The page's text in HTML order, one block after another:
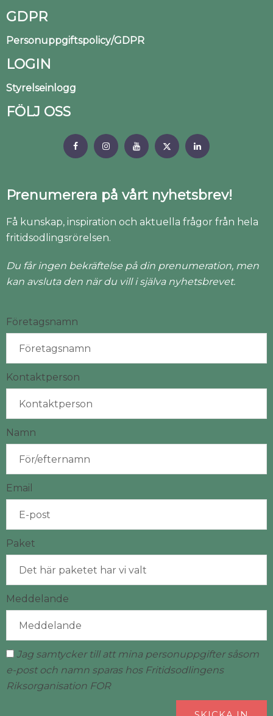
GDPR
Personuppgiftspolicy/GDPR
LOGIN
Styrelseinlogg
FÖLJ OSS
Prenumerera på vårt nyhetsbrev!
Få kunskap, inspiration och aktuella frågor från hela
fritidsodlingsrörelsen.
Du får ingen bekräftelse på din prenumeration, men
kan avsluta den när du vill i själva nyhetsbrevet.
Företagsnamn
Kontaktperson
Namn
Email
Paket
Meddelande
Jag samtycker till att mina personuppgifter såsom
e-post och namn sparas hos Fritidsodlingens
Riksorganisation FOR